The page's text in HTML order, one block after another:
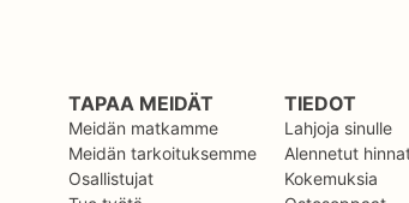
TAPAA MEIDÄT
Meidän matkamme
Meidän tarkoituksemme
Osallistujat
TIEDOT
Lahjoja sinulle
Alennetut
Kokemuksia